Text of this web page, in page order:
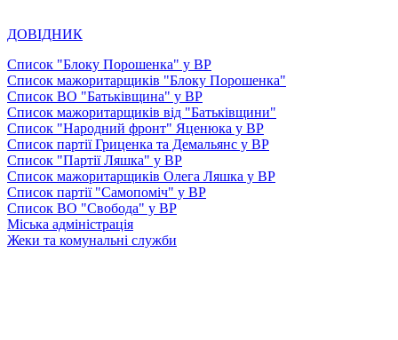
ДОВІДНИК
Список "Блоку Порошенка" у ВР
Список мажоритарщиків "Блоку Порошенка"
Список ВО "Батьківщина" у ВР
Список мажоритарщиків від "Батьківщини"
Список "Народний фронт" Яценюка у ВР
Список партії Гриценка та Демальянс у ВР
Список "Партії Ляшка" у ВР
Список мажоритарщиків Олега Ляшка у ВР
Список партії "Самопоміч" у ВР
Список ВО "Свобода" у ВР
Міська адміністрація
Жеки та комунальні служби